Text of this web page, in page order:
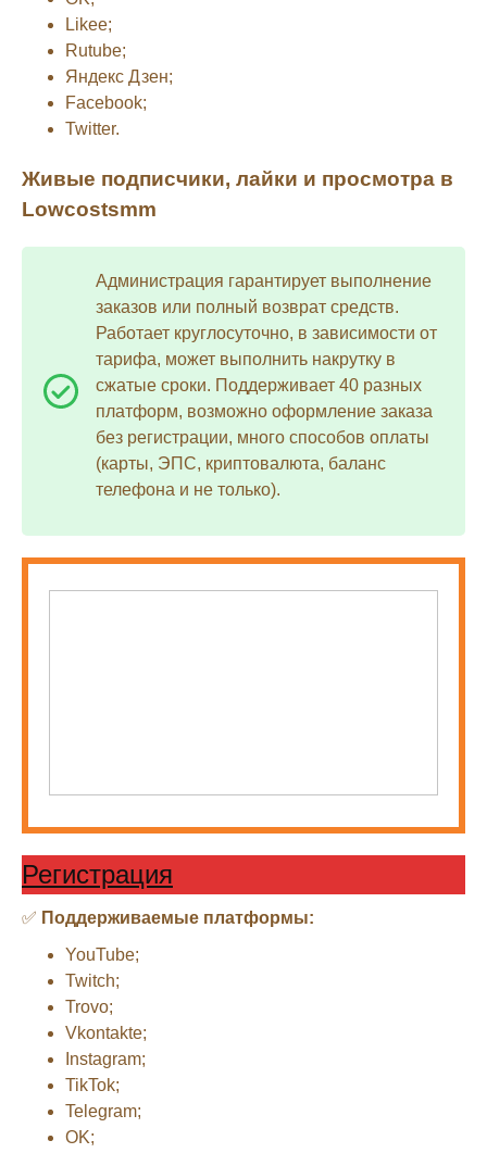
Likee;
Rutube;
Яндекс Дзен;
Facebook;
Twitter.
Живые подписчики, лайки и просмотра в
Lowcostsmm
Администрация гарантирует выполнение
заказов или полный возврат средств.
Работает круглосуточно, в зависимости от
тарифа, может выполнить накрутку в
сжатые сроки. Поддерживает 40 разных
платформ, возможно оформление заказа
без регистрации, много способов оплаты
(карты, ЭПС, криптовалюта, баланс
телефона и не только).
Регистрация
✅ Поддерживаемые платформы:
YouTube;
Twitch;
Trovo;
Vkontakte;
Instagram;
TikTok;
Telegram;
OK;